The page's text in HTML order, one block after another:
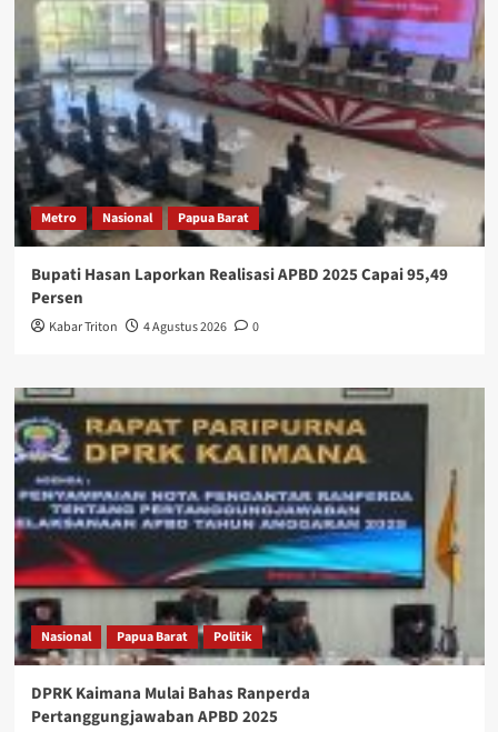
Metro Nasional Papua Barat
Bupati Hasan Laporkan Realisasi APBD 2025 Capai 95,49
Persen
Kabar Triton 4 Agustus 2026 0
Nasional Papua Barat Politik
DPRK Kaimana Mulai Bahas Ranperda
Pertanggungjawaban APBD 2025